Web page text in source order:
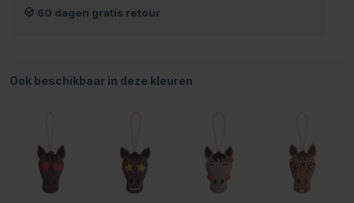
60 dagen gratis retour
Ook beschikbaar in deze kleuren